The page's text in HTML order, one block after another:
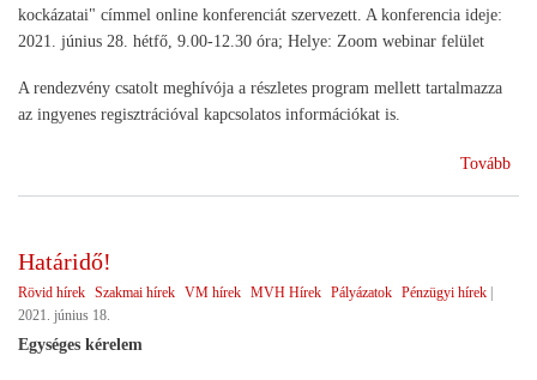
kockázatai" címmel online konferenciát szervezett. A konferencia ideje:
2021. június 28. hétfő, 9.00-12.30 óra; Helye: Zoom webinar felület
A rendezvény csatolt meghívója a részletes program mellett tartalmazza
az ingyenes regisztrációval kapcsolatos információkat is.
Tovább
Határidő!
Rövid hírek Szakmai hírek VM hírek MVH Hírek Pályázatok Pénzügyi hírek |
2021. június 18.
Egységes kérelem